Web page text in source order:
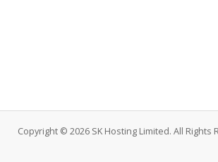
Copyright © 2026 SK Hosting Limited. All Rights